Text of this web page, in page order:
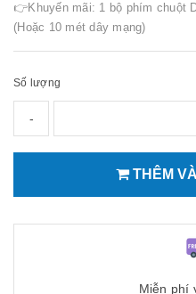
👉Khuyến mãi: 1 bộ phím chuột
(Hoặc 10 mét dây mạng)
Số lượng
-
THÊM
Miễn phí